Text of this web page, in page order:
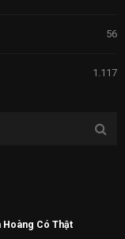
56
1.117
Hoàng Có Thật